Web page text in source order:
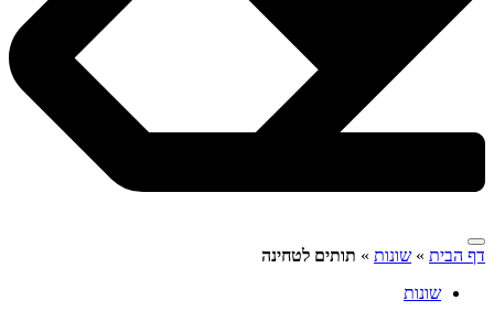
דף הבית » שונות » תותים לטחינה
שונות